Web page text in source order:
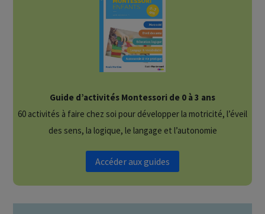
Guide d’activités Montessori de 0 à 3 ans
60 activités à faire chez soi pour développer la motricité, l’éveil
des sens, la logique, le langage et l’autonomie
Accéder aux guides